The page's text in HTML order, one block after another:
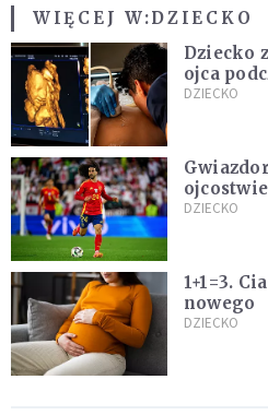
WIĘCEJ W:DZIECKO
Dziecko
ojca
podbija
DZIECKO
DZIECKO
1+1=3.
nowego
DZIECKO